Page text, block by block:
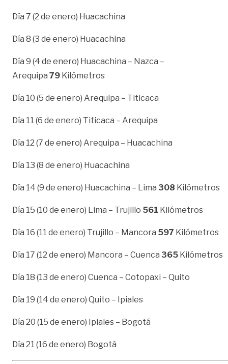
Día 7 (2 de enero) Huacachina
Día 8 (3 de enero) Huacachina
Día 9 (4 de enero) Huacachina – Nazca –
Arequipa 79 Kilómetros
Día 10 (5 de enero) Arequipa – Titicaca
Día 11 (6 de enero) Titicaca – Arequipa
Día 12 (7 de enero) Arequipa – Huacachina
Día 13 (8 de enero) Huacachina
Día 14 (9 de enero) Huacachina – Lima 308 Kilómetros
Día 15 (10 de enero) Lima – Trujillo 561 Kilómetros
Día 16 (11 de enero) Trujillo – Mancora 597 Kilómetros
Día 17 (12 de enero) Mancora – Cuenca 365 Kilómetros
Día 18 (13 de enero) Cuenca – Cotopaxi – Quito
Día 19 (14 de enero) Quito – Ipiales
Día 20 (15 de enero) Ipiales – Bogotá
Día 21 (16 de enero) Bogotá